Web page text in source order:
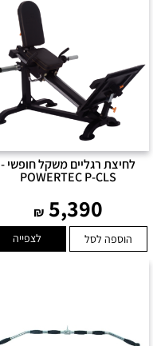
לחיצת רגליים משקל חופשי -
POWERTEC P-CLS
5,390
₪
הוספה לסל לצפייה